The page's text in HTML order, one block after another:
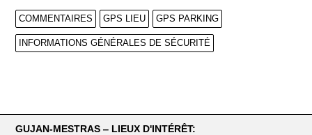
COMMENTAIRES GPS LIEU GPS PARKING
INFORMATIONS GÉNÉRALES DE SÉCURITÉ
GUJAN-MESTRAS ‒ LIEUX D'INTÉRÊT: